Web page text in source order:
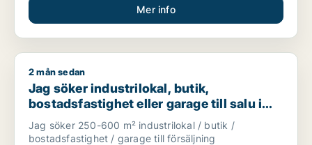
Mer info
Jag söker industrilokal, butik, bostadsfastighet eller garage
2 mån sedan
Jag söker industrilokal, butik,
bostadsfastighet eller garage till salu i
Skåne
Jag söker 250-600 m² industrilokal / butik /
bostadsfastighet / garage till försäljning